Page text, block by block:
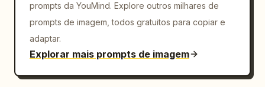
prompts da YouMind. Explore outros milhares de
prompts de imagem, todos gratuitos para copiar e
adaptar.
Explorar mais prompts de imagem